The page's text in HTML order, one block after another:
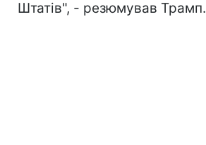
Штатів", - резюмував Трамп.